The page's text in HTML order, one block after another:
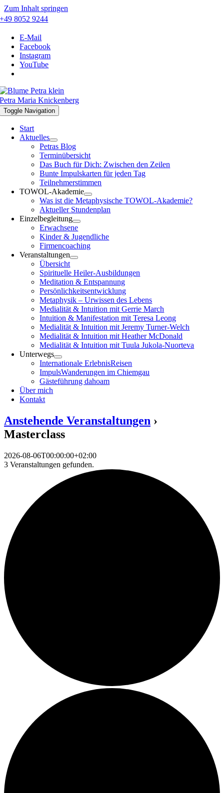
Zum Inhalt springen
+49 8052 9244
E-Mail
Facebook
Instagram
YouTube
Petra Maria Knickenberg
Toggle Navigation
Start
Aktuelles
Petras Blog
Terminübersicht
Das Buch für Dich: Zwischen den Zeilen
Bunte Impulskarten für jeden Tag
Teilnehmerstimmen
TOWOL-Akademie
Was ist die Metaphysische TOWOL-Akademie?
Aktueller Stundenplan
Einzelbegleitung
Erwachsene
Kinder & Jugendliche
Firmencoaching
Veranstaltungen
Übersicht
Spirituelle Heiler-Ausbildungen
Meditation & Entspannung
Persönlichkeitsentwicklung
Metaphysik – Urwissen des Lebens
Medialität & Intuition mit Gerrie March
Intuition & Manifestation mit Teresa Leong
Medialität & Intuition mit Jeremy Turner-Welch
Medialität & Intuition mit Heather McDonald
Medialität & Intuition mit Tuula Jukola-Nuorteva
Unterwegs
Internationale ErlebnisReisen
ImpulsWanderungen im Chiemgau
Gästeführung dahoam
Über mich
Kontakt
Anstehende Veranstaltungen ›
Masterclass
2026-08-06T00:00:00+02:00
3 Veranstaltungen gefunden.